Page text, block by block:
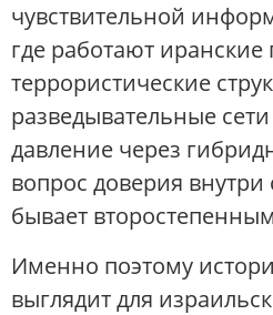
чувствительной
где работают иранские
террористические
разведывательные
давление через
вопрос доверия
бывает
Именно поэтому
выглядит для